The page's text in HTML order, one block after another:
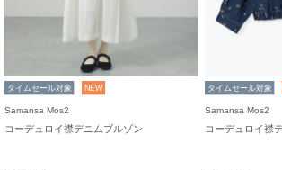
タイムセール対象 NEW
Samansa Mos2
コーデュロイ襟デニムブルゾン
タイムセール対象
Samansa Mos2
コーデュロイ襟